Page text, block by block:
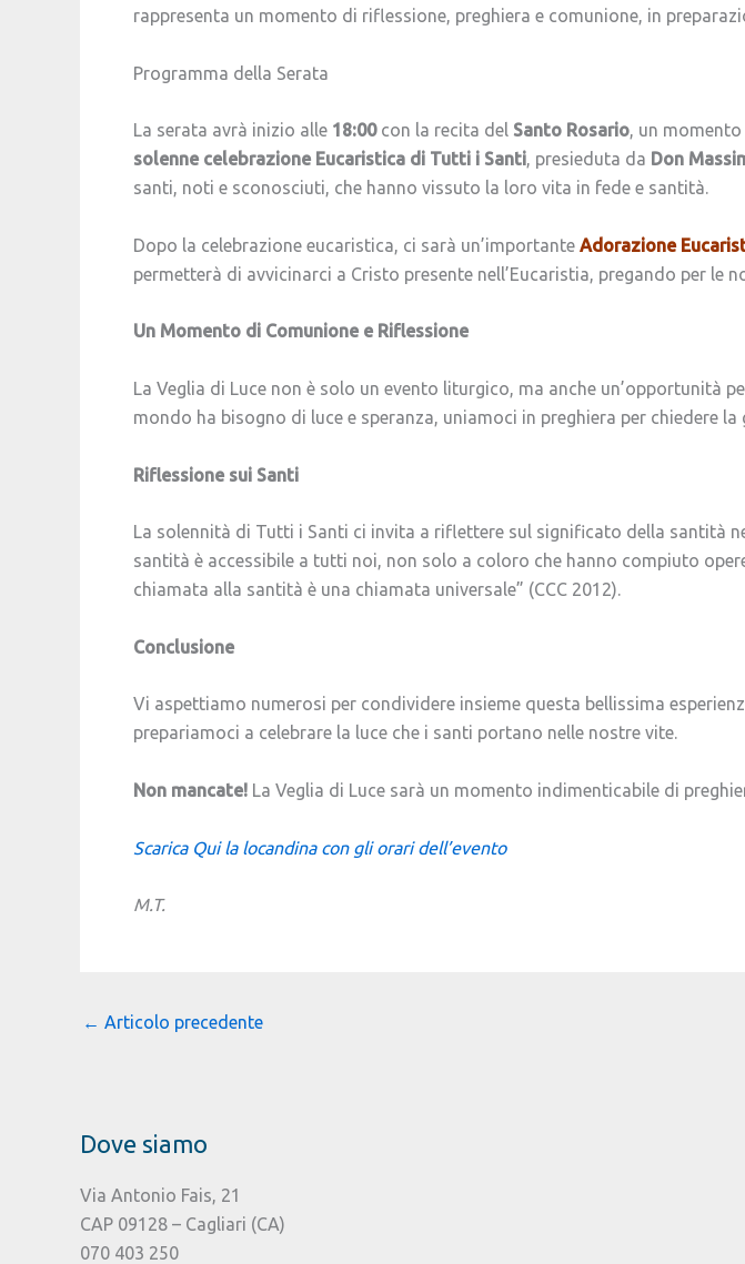
rappresenta un momento di riflessione, preghiera e comunione, in
Programma della Serata
La serata avrà inizio alle 18:00con la recita del Santo Rosario, un momento
solenne celebrazione Eucaristica di Tutti i Santi, presieduta da Don
santi, noti e sconosciuti, che hanno vissuto la loro vita in fede e santità.
Dopo la celebrazione eucaristica, ci sarà un’importante Adorazione
permetterà di avvicinarci a Cristo presente nell’Eucaristia, pregando per le
Un Momento di Comunione e Riflessione
La Veglia di Luce non è solo un evento liturgico, ma anche un’opportunità
mondo ha bisogno di luce e speranza, uniamoci in preghiera per chiedere
Riflessione sui Santi
La solennità di Tutti i Santi ci invita a riflettere sul significato della santità
santità è accessibile a tutti noi, non solo a coloro che hanno compiuto
chiamata alla santità è una chiamata universale” (CCC 2012).
Conclusione
Vi aspettiamo numerosi per condividere insieme questa bellissima
prepariamoci a celebrare la luce che i santi portano nelle nostre vite.
Non mancate! La Veglia di Luce sarà un momento indimenticabile di
Scarica Qui la locandina con gli orari dell’evento
M.T.
← Articolo precedente
Dove siamo
Via Antonio Fais, 21
CAP 09128 – Cagliari (CA)
070 403 250